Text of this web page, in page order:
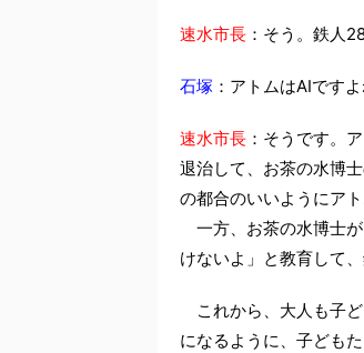
速水市長 ：そう。鉄人
石塚 ：アトムはAIですよ
速水市長 ：そうです。
退治して、お茶の水博
の都合のいいようにア
一方、お茶の水博士
けないよ」と教育して
これから、大人も子
になるように、子ども